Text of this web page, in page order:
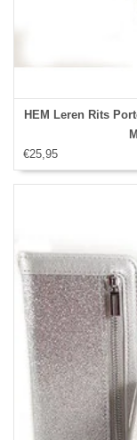
HEM Leren Rits
€25,95